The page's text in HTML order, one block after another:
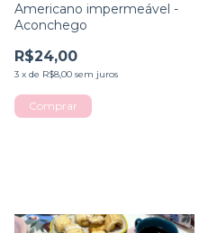
Americano impermeável -
Aconchego
R$24,00
3 x de R$8,00 sem juros
Comprar